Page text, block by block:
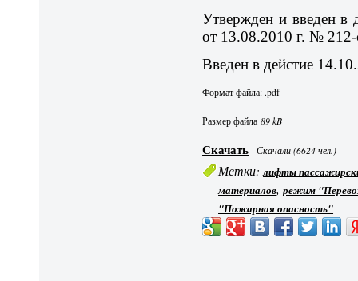
Утвержден и введен в
от 13.08.2010 г. № 212-
Введен в дейстие
Формат файла: .pdf
Размер файла89 kB
Скачать Скачали (6624 чел.)
Метки: лифты
материалов,режим
"Пожарная опасность"